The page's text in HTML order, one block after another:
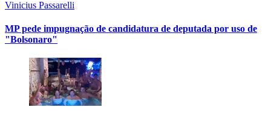
Vinicius Passarelli
MP pede impugnação de candidatura de deputada por uso de
"Bolsonaro"